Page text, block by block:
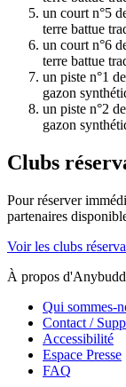
un court n°5
terre battue
un court n°6
terre battue
un piste n°1
gazon
un piste n°2
gazon
Clubs
Pour réserver
partenaires
Voir les clubs
À propos
Qui sommes-
Contact /
Accessibilité
Espace Presse
FAQ